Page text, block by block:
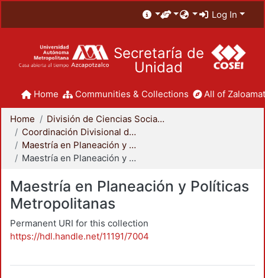
Log In
Secretaría de
Unidad
Home Communities & Collections All of
Home
División de Ciencias Sociales y Humanidades
Coordinación Divisional de Posgrado
Maestría en Planeación y Políticas Metropolitanas
Maestría en Planeación y Políticas Metropolitanas
Maestría en Planeación y Políticas
Metropolitanas
Permanent URI for this collection
https://hdl.handle.net/11191/7004